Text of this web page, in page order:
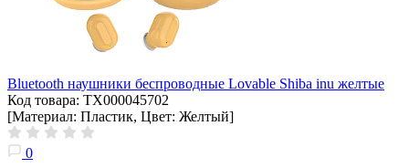
Bluetooth наушники беспроводные Lovable Shiba inu желтые
Код товара: ТХ000045702
[Материал: Пластик, Цвет: Желтый]
0